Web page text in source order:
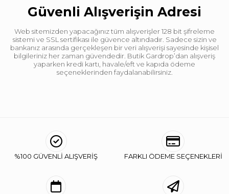
Güvenli Alışverişin Adresi
Web sitemizden yapacağınız tüm alışverişler 128 bit şifreleme
sistemi ve SSL sertifikası ile güvence altındadır. Sadece sizin ve
bankanız arasında gerçekleşen bir veri alışverişi sayesinde kişisel
bilgileriniz her zaman güvendedir. Butik Gardrop’dan alışveriş
yaparken kredi kartı, havale/eft ve kapıda ödeme
seçeneklerinden faydalanabilirsiniz.
%100 GÜVENLİ ALIŞVERİŞ FARKLI ÖDEME SEÇENEKLERİ